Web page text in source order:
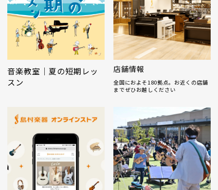
音楽教室｜夏の短期レッ
スン
店舗情報
全国におよそ180拠点。お近くの店舗
までぜひお越しください